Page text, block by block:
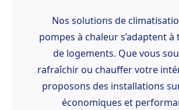
Nos solutions de
pompes à chaleur s’adaptent à
de logements. Que vous
rafraîchir ou chauffer votre
proposons des installations
économiques et